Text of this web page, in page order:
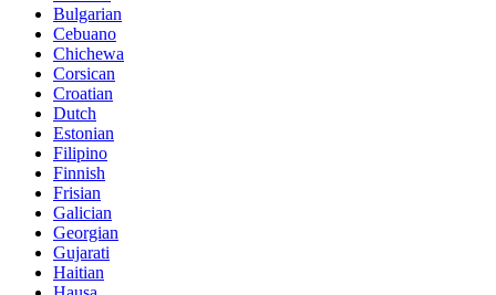
Bulgarian
Cebuano
Chichewa
Corsican
Croatian
Dutch
Estonian
Filipino
Finnish
Frisian
Galician
Georgian
Gujarati
Haitian